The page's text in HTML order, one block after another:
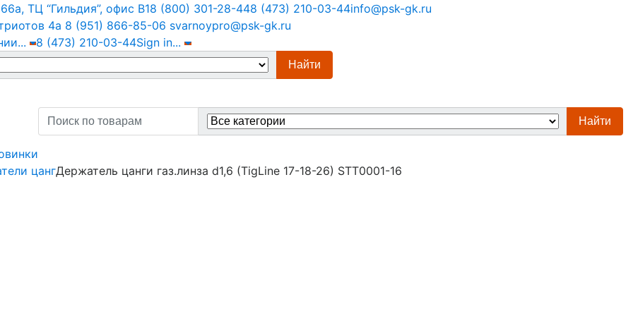
ТЦ “Гильдия”, офис В18 (800) 301-28-448 (473) 210-03-44info@psk-gk.ru
4а 8 (951) 866-85-06 svarnoypro@psk-gk.ru
... 8 (473) 210-03-44Sign in...
Найти
Search
for:
Найти
цангДержатель цанги газ.линза d1,6 (TigLine 17-18-26) STT0001-16